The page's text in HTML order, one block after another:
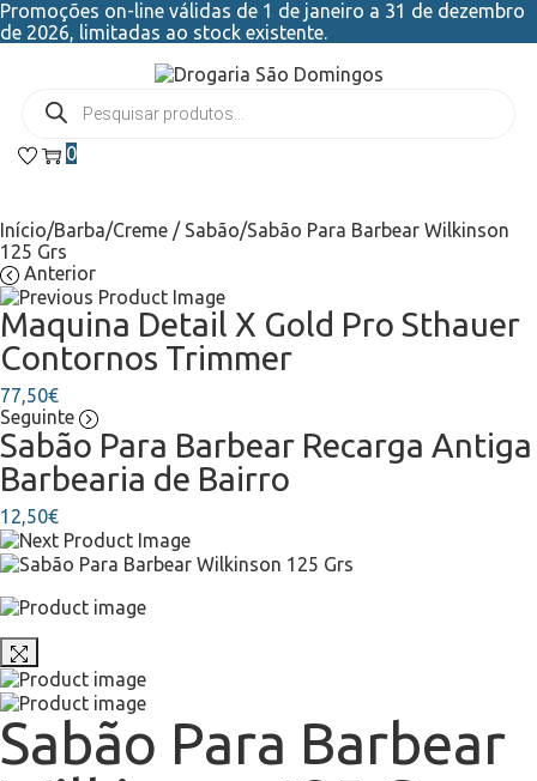
Promoções on-line válidas de 1 de janeiro a 31 de dezembro
de 2026, limitadas ao stock existente.
0
Início/Barba/Creme / Sabão/Sabão Para Barbear Wilkinson
125 Grs
Anterior
Maquina Detail X Gold Pro Sthauer
Contornos Trimmer
77,50€
Seguinte
Sabão Para Barbear Recarga Antiga
Barbearia de Bairro
12,50€
Sabão Para Barbear